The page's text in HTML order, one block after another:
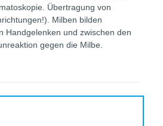
Übertragung von
Milben bilden
Handgelenken und zwischen den
gegen die Milbe.